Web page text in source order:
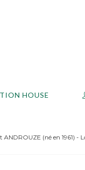
HOUSE
(né en 1961) -